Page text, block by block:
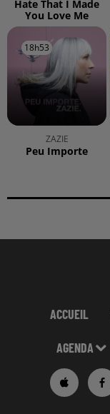
Hate That I Made
You Love Me
18h53
18h53
ZAZIE
Peu Importe
ACCUEIL
AGENDA